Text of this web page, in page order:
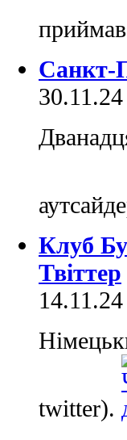
приймав
Санкт-
Клуб
Твіттер
twitter).